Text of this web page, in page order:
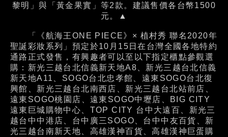
黎明」與「黃金果實」等2款。建議售價各台幣1500
元。▲
「《航海王ONE PIECE》× 植村秀 聯名2020年
聖誕彩妝系列」預定於10月15日在台灣全國各地特約
通路正式發售，有興趣者可以至以下指定櫃點參觀選
購：新光三越台北信義新天地A8、新光三越台北信義
新天地A11、SOGO台北忠孝館、遠東SOGO台北復
興館、新光三越台北南西店、新光三越台北站前店、
遠東SOGO桃園店、遠東SOGO中壢店、BIG CITY
遠東巨城購物中心、TOP CITY 台中大遠百、新光三
越台中中港店、台中廣三SOGO、台中中友百貨、新
光三越台南新天地、高雄漢神百貨、高雄漢神巨蛋購